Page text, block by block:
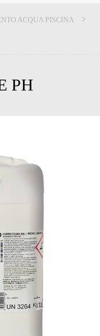
ACQUA PISCINA
PH